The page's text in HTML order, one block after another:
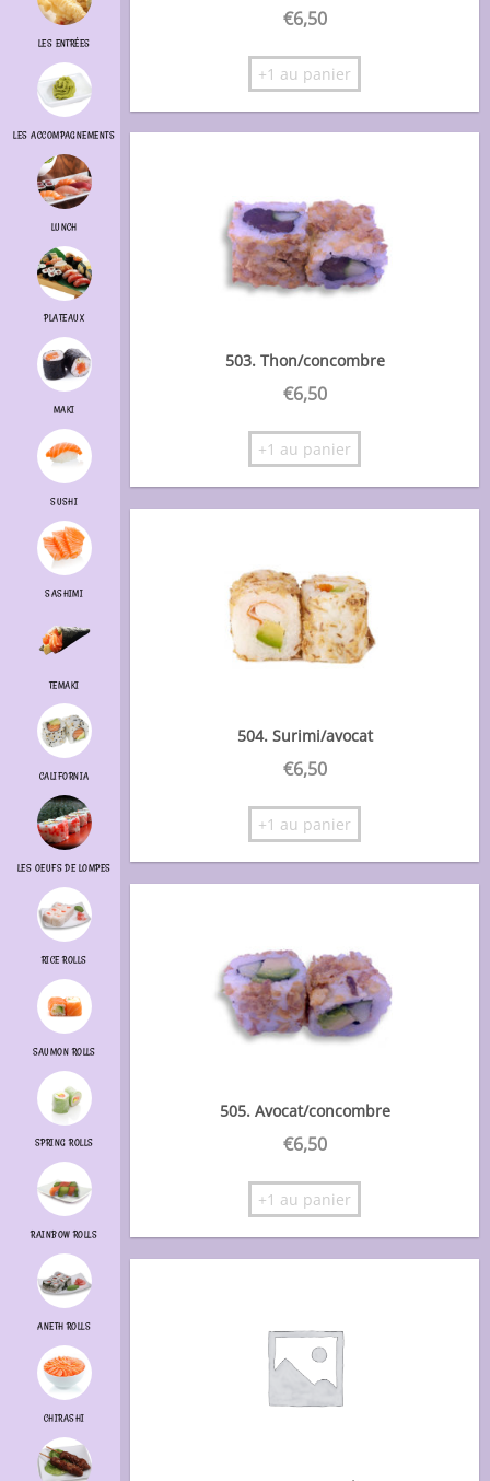
LES ENTRÉES
LES ACCOMPAGNEMENTS
LUNCH
PLATEAUX
MAKI
SUSHI
SASHIMI
TEMAKI
CALIFORNIA
LES OEUFS DE LOMPES
RICE ROLLS
SAUMON ROLLS
SPRING ROLLS
RAINBOW ROLLS
ANETH ROLLS
CHIRASHI
€6,50
+1 au panier
503. Thon/concombre
€6,50
+1 au panier
504. Surimi/avocat
€6,50
+1 au panier
505. Avocat/concombre
€6,50
+1 au panier